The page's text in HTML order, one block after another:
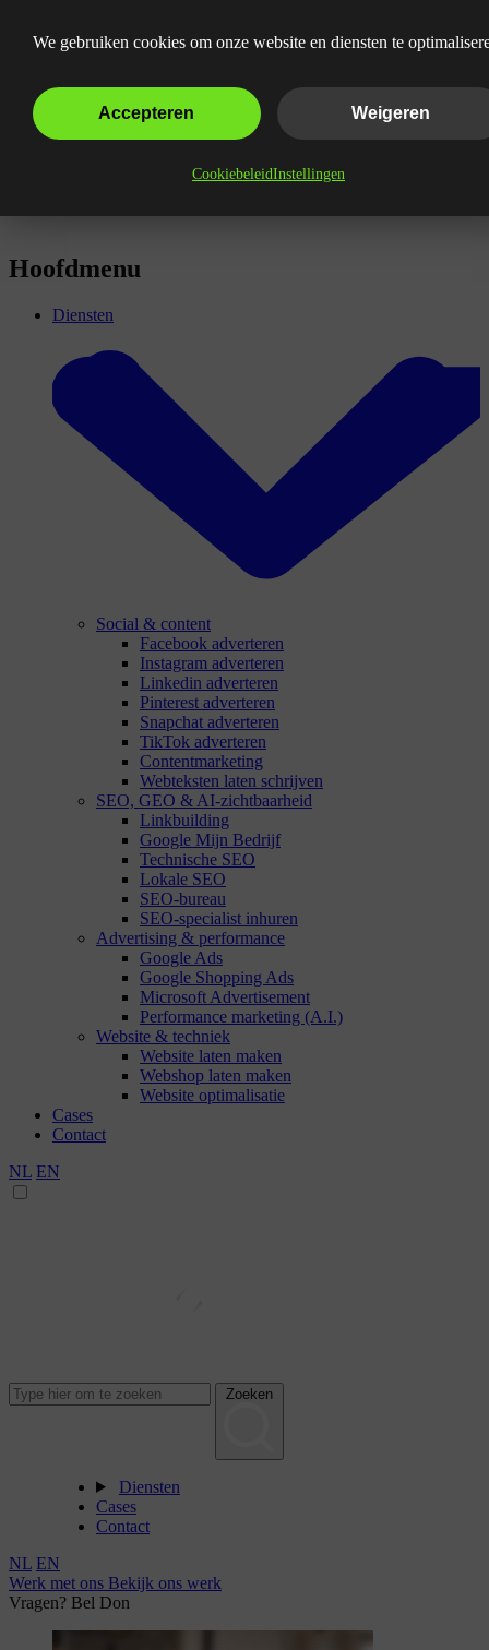
Haarlem
Hoofdmenu
Diensten
Social & content
Facebook adverteren
Instagram adverteren
Linkedin adverteren
Pinterest adverteren
Snapchat adverteren
TikTok adverteren
Contentmarketing
Webteksten laten schrijven
SEO, GEO & AI-zichtbaarheid
Linkbuilding
Google Mijn Bedrijf
Technische SEO
Lokale SEO
SEO-bureau
SEO-specialist inhuren
Advertising & performance
Google Ads
Google Shopping Ads
Microsoft Advertisement
Performance marketing (A.I.)
Website & techniek
Website laten maken
Webshop laten maken
Website optimalisatie
Cases
Contact
NL EN
Zoeken
Diensten
Cases
Contact
NL EN
Werk met ons Bekijk ons werk
Vragen? Bel Don
We gebruiken cookies om onze website en diensten te
Accepteren Weigeren
CookiebeleidInstellingen